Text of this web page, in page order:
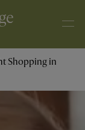
Shopping in